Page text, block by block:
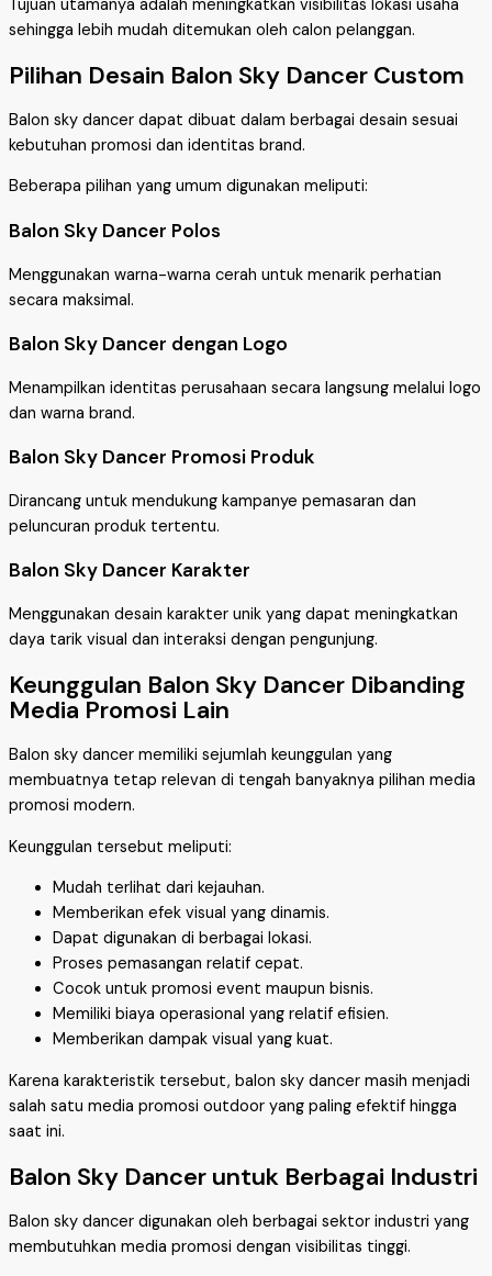
Tujuan utamanya adalah meningkatkan visibilitas lokasi usaha
sehingga lebih mudah ditemukan oleh calon pelanggan.
Pilihan Desain Balon Sky Dancer Custom
Balon sky dancer dapat dibuat dalam berbagai desain sesuai
kebutuhan promosi dan identitas brand.
Beberapa pilihan yang umum digunakan meliputi:
Balon Sky Dancer Polos
Menggunakan warna-warna cerah untuk menarik perhatian
secara maksimal.
Balon Sky Dancer dengan Logo
Menampilkan identitas perusahaan secara langsung melalui logo
dan warna brand.
Balon Sky Dancer Promosi Produk
Dirancang untuk mendukung kampanye pemasaran dan
peluncuran produk tertentu.
Balon Sky Dancer Karakter
Menggunakan desain karakter unik yang dapat meningkatkan
daya tarik visual dan interaksi dengan pengunjung.
Keunggulan Balon Sky Dancer Dibanding
Media Promosi Lain
Balon sky dancer memiliki sejumlah keunggulan yang
membuatnya tetap relevan di tengah banyaknya pilihan media
promosi modern.
Keunggulan tersebut meliputi:
Mudah terlihat dari kejauhan.
Memberikan efek visual yang dinamis.
Dapat digunakan di berbagai lokasi.
Proses pemasangan relatif cepat.
Cocok untuk promosi event maupun bisnis.
Memiliki biaya operasional yang relatif efisien.
Memberikan dampak visual yang kuat.
Karena karakteristik tersebut, balon sky dancer masih menjadi
salah satu media promosi outdoor yang paling efektif hingga
saat ini.
Balon Sky Dancer untuk Berbagai Industri
Balon sky dancer digunakan oleh berbagai sektor industri yang
membutuhkan media promosi dengan visibilitas tinggi.